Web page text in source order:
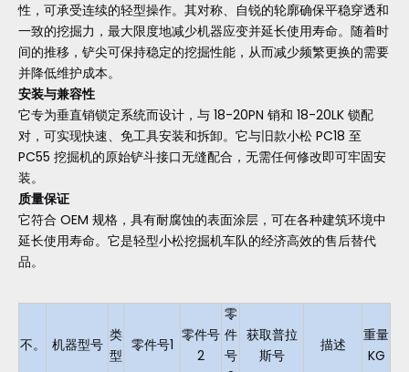
性，可承受连续的轻型操作。其对称、自锐的轮廓确保平稳穿透和
一致的挖掘力，最大限度地减少机器应变并延长使用寿命。随着时
间的推移，铲尖可保持稳定的挖掘性能，从而减少频繁更换的需要
并降低维护成本。
安装与兼容性
它专为垂直销锁定系统而设计，与 18-20PN 销和 18-20LK 锁配
对，可实现快速、免工具安装和拆卸。它与旧款小松 PC18 至
PC55 挖掘机的原始铲斗接口无缝配合，无需任何修改即可牢固安
装。
质量保证
它符合 OEM 规格，具有耐腐蚀的表面涂层，可在各种建筑环境中
延长使用寿命。它是轻型小松挖掘机车队的经济高效的售后替代
品。
不。 机器型号
类
型
零件号1
零件号
2
零
件
号
获取普拉
斯号
描述
重量
KG